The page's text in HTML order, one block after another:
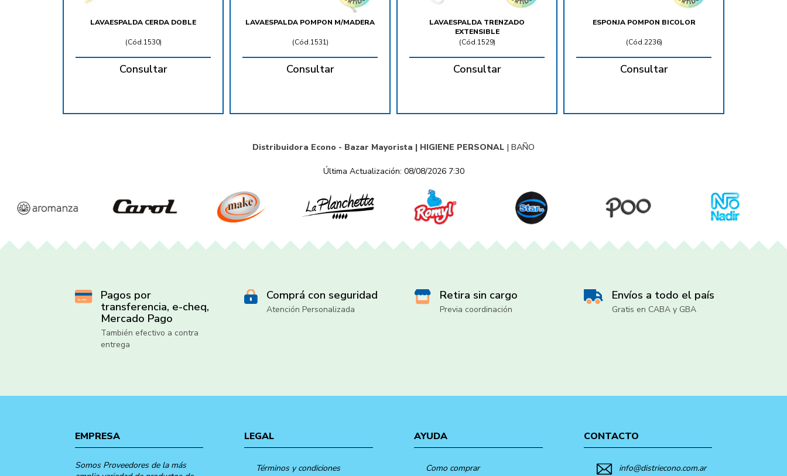
LAVAESPALDA CERDA DOBLE
(Cód.1530)
Consultar
LAVAESPALDA POMPON M/MADERA
(Cód.1531)
Consultar
LAVAESPALDA TRENZADO
EXTENSIBLE
(Cód.1529)
Consultar
ESPONJA POMPON BICOLOR
(Cód.2236)
Consultar
Distribuidora Econo - Bazar Mayorista | HIGIENE PERSONAL | BAÑO
Última Actualización: 08/08/2026 7:30
Pagos por
transferencia, e-cheq,
Mercado Pago
También efectivo a contra
entrega
Comprá con seguridad
Atención Personalizada
Retira sin cargo
Previa coordinación
Envíos a todo el país
Gratis en CABA y GBA
EMPRESA
Somos Proveedores de la más
LEGAL
Términos y condiciones
AYUDA
Como comprar
CONTACTO
info@distriecono.com.ar